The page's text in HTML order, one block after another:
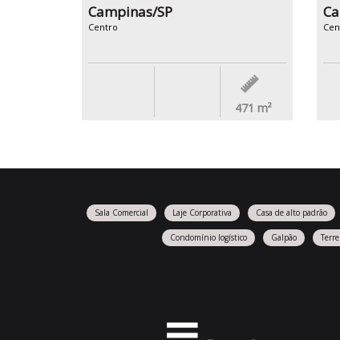
Campinas/SP
Centro
471 m²
Sala Comercial Laje Corporativa Casa de alto padrão
Condomínio logístico Galpão